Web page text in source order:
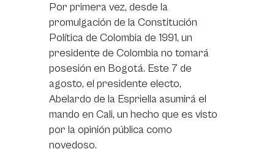
Por primera vez, desde la
promulgación de la Constitución
Política de Colombia de 1991, un
presidente de Colombia no tomará
posesión en Bogotá. Este 7 de
agosto, el presidente electo,
Abelardo de la Espriella asumirá el
mando en Cali, un hecho que es visto
por la opinión pública como
novedoso.